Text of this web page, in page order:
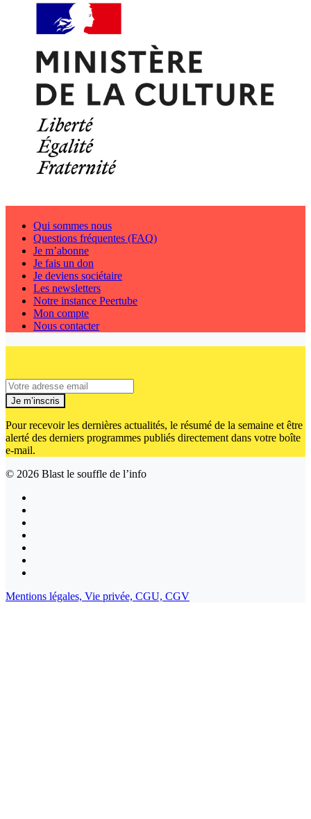
Qui sommes nous
Questions fréquentes (FAQ)
Je m’abonne
Je fais un don
Je deviens sociétaire
Les newsletters
Notre instance Peertube
Mon compte
Nous contacter
Je m’inscris
Pour recevoir les dernières actualités, le résumé de la semaine et être
alerté des derniers programmes publiés directement dans votre boîte
e-mail.
© 2026 Blast le souffle de l’info
Mentions légales, Vie privée, CGU, CGV